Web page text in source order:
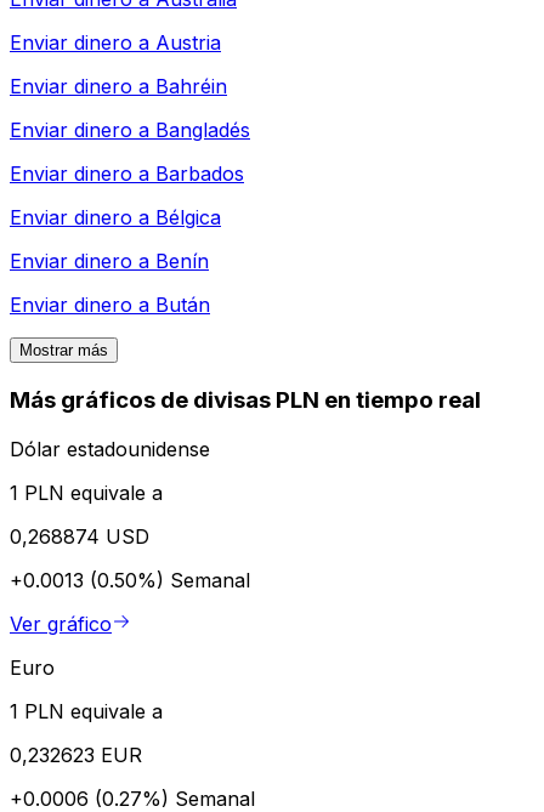
Enviar dinero a Austria
Enviar dinero a Bahréin
Enviar dinero a Bangladés
Enviar dinero a Barbados
Enviar dinero a Bélgica
Enviar dinero a Benín
Enviar dinero a Bután
Mostrar más
Más gráficos de divisas PLN en tiempo real
Dólar estadounidense
1 PLN equivale a
0,268874 USD
+0.0013 (0.50%) Semanal
Ver gráfico
Euro
1 PLN equivale a
0,232623 EUR
+0.0006 (0.27%) Semanal